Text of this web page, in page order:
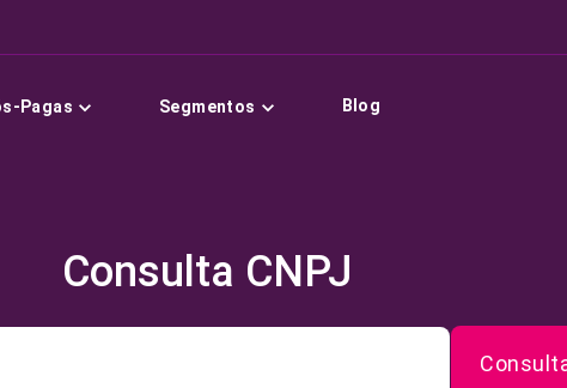
Pagas Segmentos Blog
Consulta CNPJ